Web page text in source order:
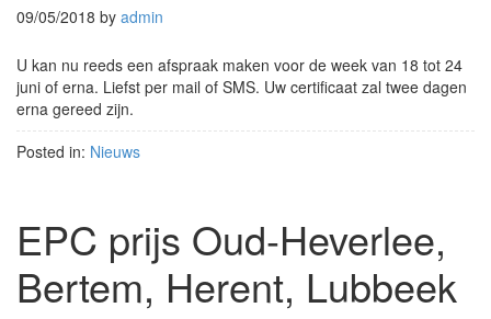
09/05/2018 by admin
U kan nu reeds een afspraak maken voor de week van 18 tot 24
juni of erna. Liefst per mail of SMS. Uw certificaat zal twee dagen
erna gereed zijn.
Posted in: Nieuws
EPC prijs Oud-Heverlee,
Bertem, Herent, Lubbeek